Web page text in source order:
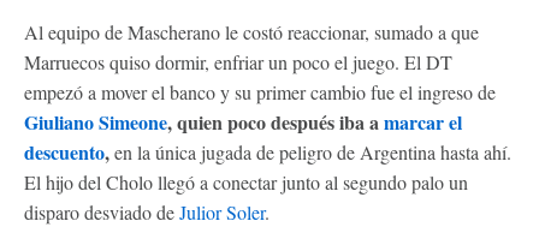
Al equipo de Mascherano le costó reaccionar, sumado a que
Marruecos quiso dormir, enfriar un poco el juego. El DT
empezó a mover el banco y su primer cambio fue el ingreso de
Giuliano Simeone, quien poco después iba amarcar el
descuento,en la única jugada de peligro de Argentina hasta ahí.
El hijo del Cholo llegó a conectar junto al segundo palo un
disparo desviado deJulior Soler.